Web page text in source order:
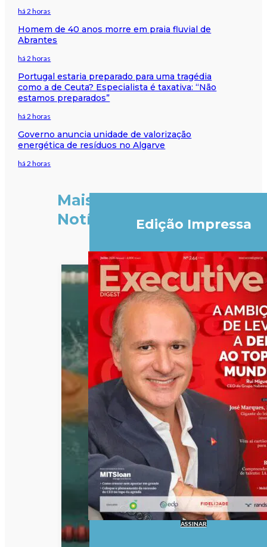
há 2 horas
Homem de 40 anos morre em praia fluvial de
Abrantes
há 2 horas
Portugal estaria preparado para uma tragédia
como a de Ceuta? Especialista é taxativa: “Não
estamos preparados”
há 2 horas
Governo anuncia unidade de valorização
energética de resíduos no Algarve
há 2 horas
Mais
Notícias
Edição Impressa
ASSINAR